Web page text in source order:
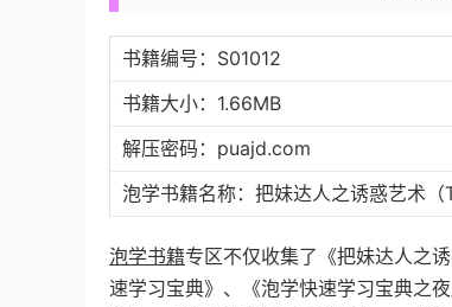
书籍编号：S01012
书籍大小：1.66MB
解压密码：puajd.com
泡学书籍名称：把妹达人之诱惑艺术
泡学书籍专区不仅收集了《把妹达人之
速学习宝典》、《泡学快速学习宝典之